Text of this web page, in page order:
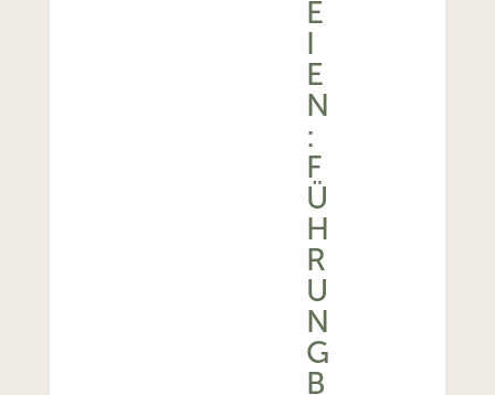
E
I
E
N
:
F
Ü
H
R
U
N
G
B